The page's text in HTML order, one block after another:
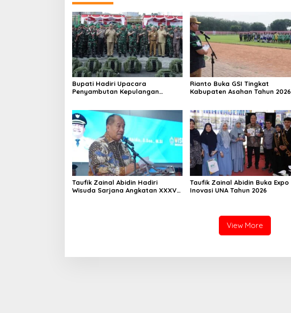
Bupati Hadiri Upacara
Penyambutan Kepulangan
Rianto Buka GSI Tingkat
Kabupaten Asahan Tahun 2026
Taufik Zainal Abidin Hadiri
Wisuda Sarjana Angkatan XXXVI
Taufik Zainal Abidin Buka Expo
Inovasi UNA Tahun 2026
View More